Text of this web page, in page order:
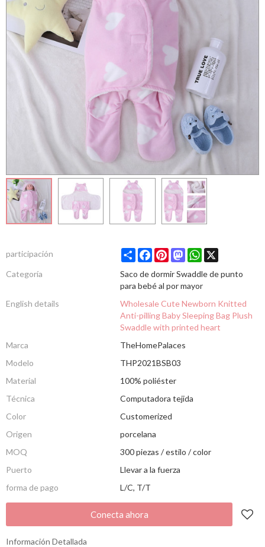
participación ShareFacebookPinterestMastodonWhatsApp
X
Categoría
Saco de dormir Swaddle de punto
para bebé al por mayor
English details
Wholesale Cute Newborn Knitted
Anti-pilling Baby Sleeping Bag Plush
Swaddle with printed heart
Marca
TheHomePalaces
Modelo
THP2021BSB03
Material
100% poliéster
Técnica
Computadora tejida
Color
Customerized
Origen
porcelana
MOQ
300 piezas / estilo / color
Puerto
Llevar a la fuerza
forma de pago
L/C, T/T
Conecta ahora
Información Detallada